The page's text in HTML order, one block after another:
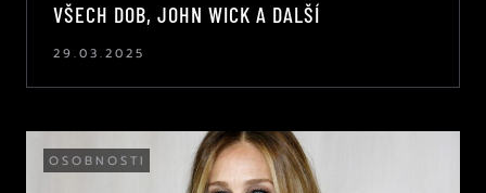
VŠECH DOB, JOHN WICK A DALŠÍ
29.03.2025
OSOBNOSTI